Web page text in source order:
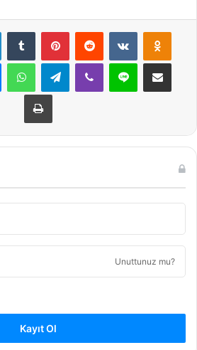
LinkedInTumblr PinterestReddit VKontakte
MessengerWhatsAppTelegramViber Line E-Posta ile
Yazdır
Unuttunuz mu?
Kayıt Ol